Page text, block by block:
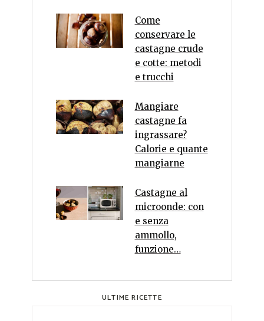
Come
conservare le
castagne crude
e cotte: metodi
e trucchi
Mangiare
castagne fa
ingrassare?
Calorie e quante
mangiarne
Castagne al
microonde: con
e senza
ammollo,
funzione…
ULTIME RICETTE